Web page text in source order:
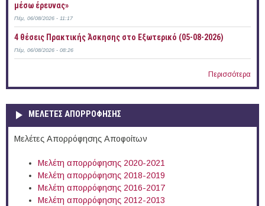
μέσω έρευνας»
Πέμ, 06/08/2026 - 11:17
4 θέσεις Πρακτικής Άσκησης στο Εξωτερικό (05-08-2026)
Πέμ, 06/08/2026 - 08:26
Περισσότερα
ΜΕΛΕΤΕΣ ΑΠΟΡΡΟΦΗΣΗΣ
Μελέτες Απορρόφησης Αποφοίτων
Μελέτη απορρόφησης 2020-2021
Μελέτη απορρόφησης 2018-2019
Μελέτη απορρόφησης 2016-2017
Μελέτη απορρόφησης 2012-2013